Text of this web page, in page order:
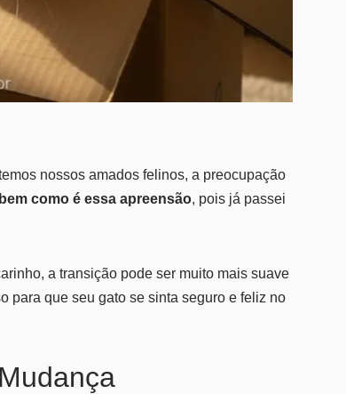
nossos amados felinos, a preocupação
como é essa apreensão, pois já passei
a transição pode ser muito mais suave
para que seu gato se sinta seguro e feliz no